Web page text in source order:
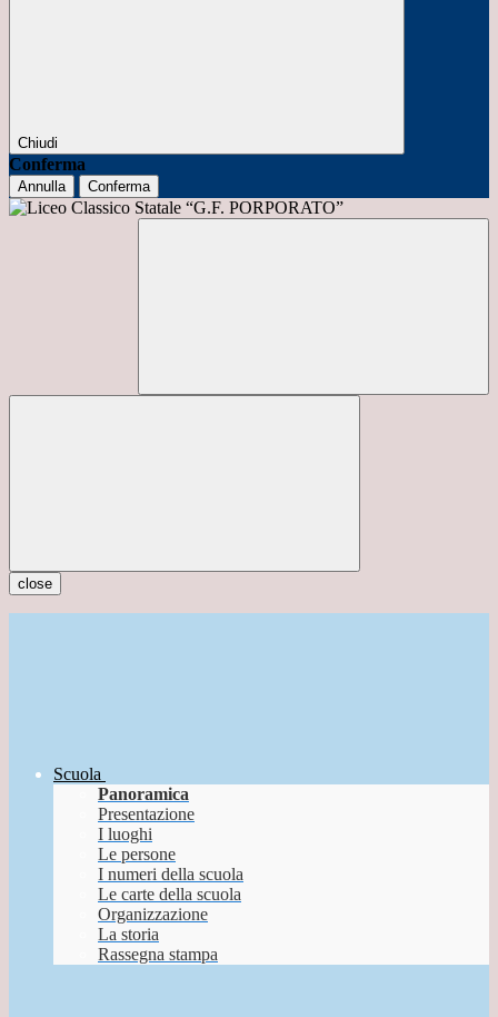
Chiudi
Conferma
Annulla Conferma
close
Scuola
Panoramica
Presentazione
I luoghi
Le persone
I numeri della scuola
Le carte della scuola
Organizzazione
La storia
Rassegna stampa